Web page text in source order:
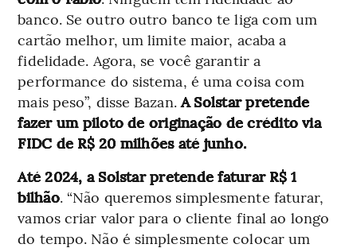
banco. Se outro outro banco te liga com um
cartão melhor, um limite maior, acaba a
fidelidade. Agora, se você garantir a
performance do sistema, é uma coisa com
mais peso”, disse Bazan.A Solstar pretende
fazer um piloto de originação de crédito via
FIDC de R$ 20 milhões até junho.
Até 2024, a Solstar pretende faturar R$ 1
bilhão. “Não queremos simplesmente faturar,
vamos criar valor para o cliente final ao longo
do tempo. Não é simplesmente colocar um